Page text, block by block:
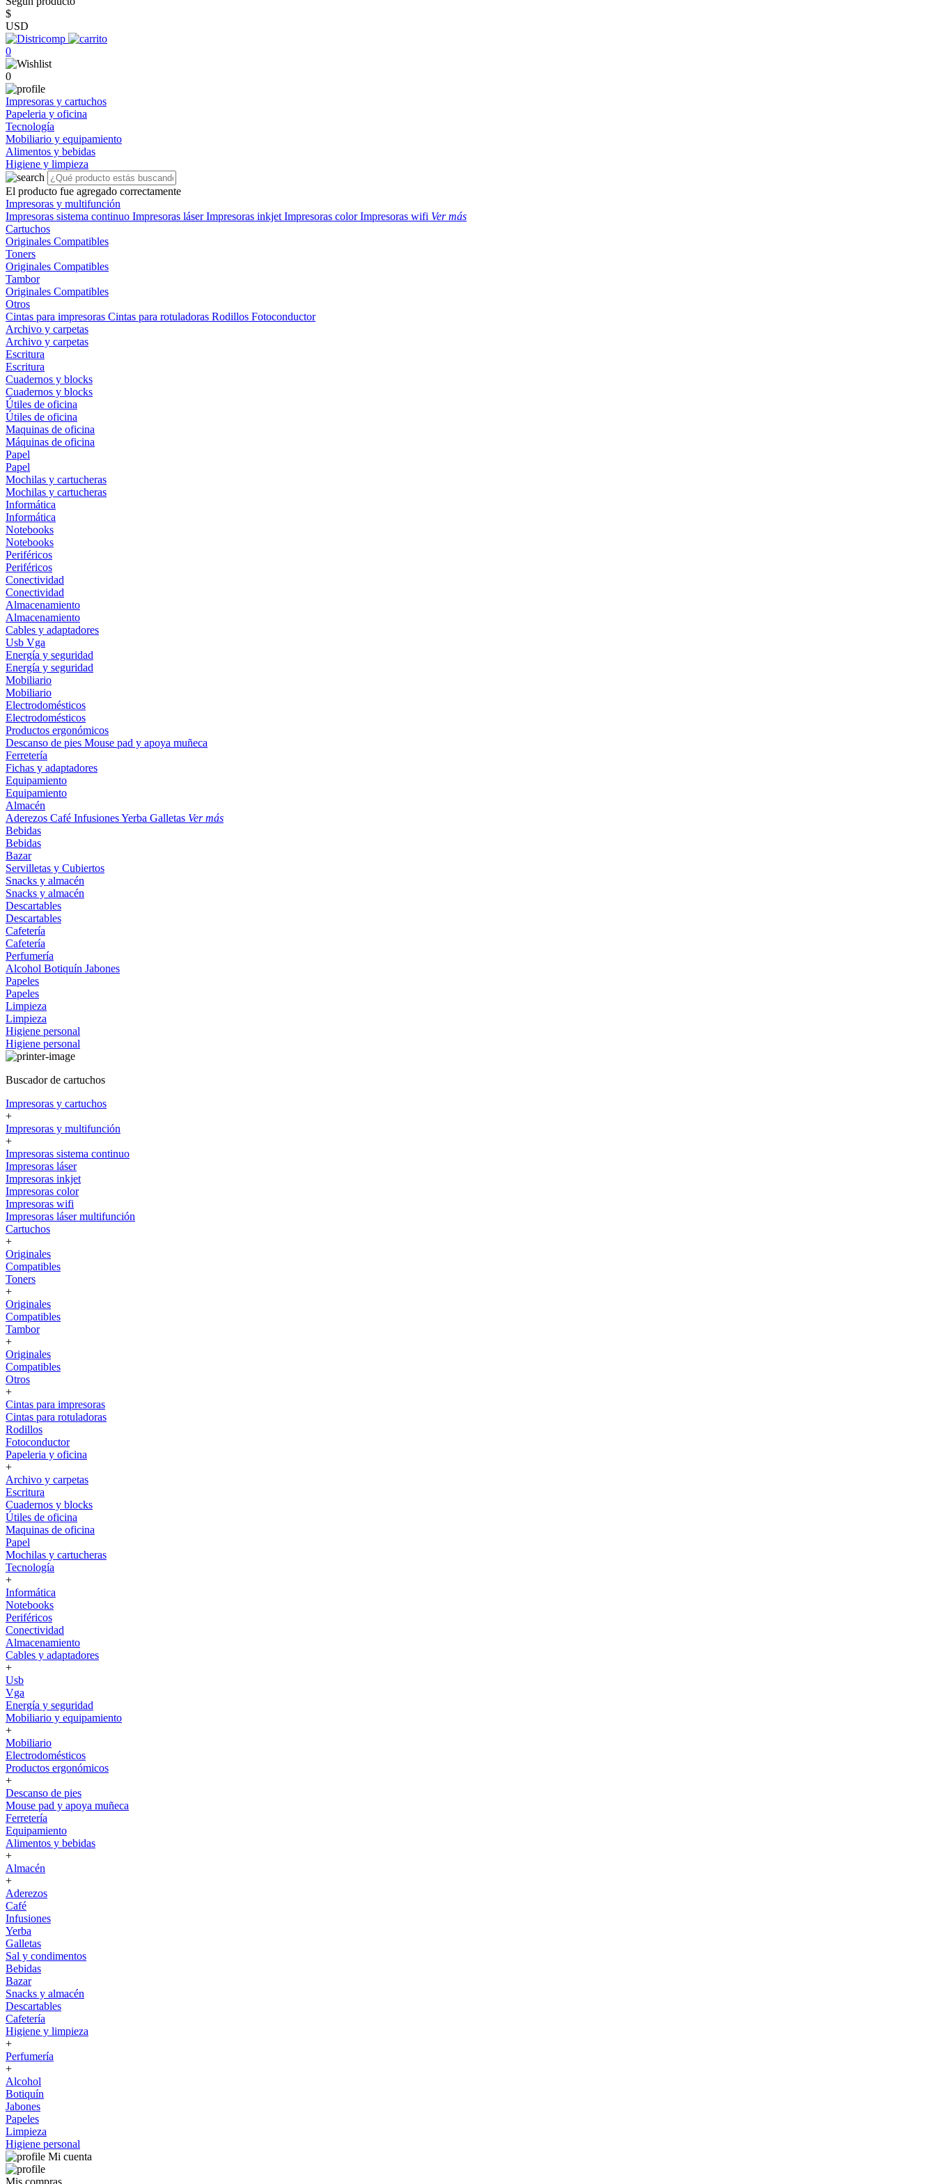
$
USD
0
0
Impresoras y cartuchos
Papeleria y oficina
Tecnología
Mobiliario y equipamiento
Alimentos y bebidas
Higiene y limpieza
El producto fue agregado correctamente
Impresoras y multifunción
Impresoras sistema continuo Impresoras láserImpresoras inkjet Impresoras colorImpresoras wifi Ver más
Cartuchos
Originales Compatibles
Toners
Originales Compatibles
Tambor
Originales Compatibles
Otros
Cintas para impresoras Cintas para rotuladoras Rodillos Fotoconductor
Archivo y carpetas
Archivo y carpetas
Escritura
Escritura
Cuadernos y blocks
Cuadernos y blocks
Útiles de oficina
Útiles de oficina
Maquinas de oficina
Máquinas de oficina
Papel
Papel
Mochilas y cartucheras
Mochilas y cartucheras
Informática
Informática
Notebooks
Notebooks
Periféricos
Periféricos
Conectividad
Conectividad
Almacenamiento
Almacenamiento
Cables y adaptadores
Usb Vga
Energía y seguridad
Energía y seguridad
Mobiliario
Mobiliario
Electrodomésticos
Electrodomésticos
Productos ergonómicos
Descanso de pies Mouse pad y apoya muñeca
Ferretería
Fichas y adaptadores
Equipamiento
Equipamiento
Almacén
Aderezos Café InfusionesYerba Galletas Ver más
Bebidas
Bebidas
Bazar
Servilletas y Cubiertos
Snacks y almacén
Snacks y almacén
Descartables
Descartables
Cafetería
Cafetería
Perfumería
Alcohol Botiquín Jabones
Papeles
Papeles
Limpieza
Limpieza
Higiene personal
Higiene personal
Buscador de cartuchos
Impresoras y cartuchos
+
Impresoras y multifunción
+
Impresoras sistema continuo
Impresoras láser
Impresoras inkjet
Impresoras color
Impresoras wifi
Impresoras láser multifunción
Cartuchos
+
Originales
Compatibles
Toners
+
Originales
Compatibles
Tambor
+
Originales
Compatibles
Otros
+
Cintas para impresoras
Cintas para rotuladoras
Rodillos
Fotoconductor
Papeleria y oficina
+
Archivo y carpetas
Escritura
Cuadernos y blocks
Útiles de oficina
Maquinas de oficina
Papel
Mochilas y cartucheras
Tecnología
+
Informática
Notebooks
Periféricos
Conectividad
Almacenamiento
Cables y adaptadores
+
Usb
Vga
Energía y seguridad
Mobiliario y equipamiento
+
Mobiliario
Electrodomésticos
Productos ergonómicos
+
Descanso de pies
Mouse pad y apoya muñeca
Ferretería
Equipamiento
Alimentos y bebidas
+
Almacén
+
Aderezos
Café
Infusiones
Yerba
Galletas
Sal y condimentos
Bebidas
Bazar
Snacks y almacén
Descartables
Cafetería
Higiene y limpieza
+
Perfumería
+
Alcohol
Botiquín
Jabones
Papeles
Limpieza
Higiene personal
Mi cuenta
Mis compras